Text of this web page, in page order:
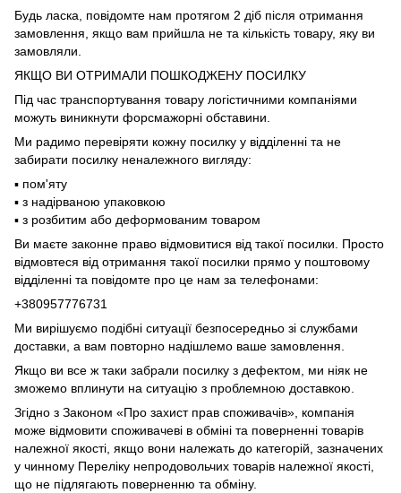
Будь ласка, повідомте нам протягом 2 діб після отримання
замовлення, якщо вам прийшла не та кількість товару, яку ви
замовляли.
ЯКЩО ВИ ОТРИМАЛИ ПОШКОДЖЕНУ ПОСИЛКУ
Під час транспортування товару логістичними компаніями
можуть виникнути форсмажорні обставини.
Ми радимо перевіряти кожну посилку у відділенні та не
забирати посилку неналежного вигляду:
▪️ пом'яту
▪️ з надірваною упаковкою
▪️ з розбитим або деформованим товаром
Ви маєте законне право відмовитися від такої посилки. Просто
відмовтеся від отримання такої посилки прямо у поштовому
відділенні та повідомте про це нам за телефонами:
+380957776731
Ми вирішуємо подібні ситуації безпосередньо зі службами
доставки, а вам повторно надішлемо ваше замовлення.
Якщо ви все ж таки забрали посилку з дефектом, ми ніяк не
зможемо вплинути на ситуацію з проблемною доставкою.
Згідно з Законом «Про захист прав споживачів», компанія
може відмовити споживачеві в обміні та поверненні товарів
належної якості, якщо вони належать до категорій, зазначених
у чинному Переліку непродовольчих товарів належної якості,
що не підлягають поверненню та обміну.